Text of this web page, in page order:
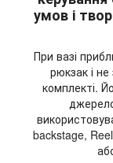
умов і
При вазі
рюкзак і
комплекті.
backstage,